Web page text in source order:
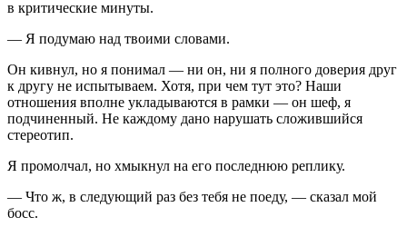
в критические минуты.
— Я подумаю над твоими словами.
Он кивнул, но я понимал — ни он, ни я полного доверия друг
к другу не испытываем. Хотя, при чем тут это? Наши
отношения вполне укладываются в рамки — он шеф, я
подчиненный. Не каждому дано нарушать сложившийся
стереотип.
Я промолчал, но хмыкнул на его последнюю реплику.
— Что ж, в следующий раз без тебя не поеду, — сказал мой
босс.